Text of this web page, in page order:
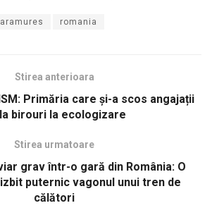
romania
Stirea anterioara
Primăria care și-a scos angajații
birouri la ecologizare
Stirea urmatoare
grav într-o gară din România: O
puternic vagonul unui tren de
călători